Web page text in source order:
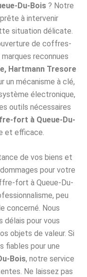
Du-Bois? Notre
à intervenir
situation délicate.
de coffres-
reconnues
Hartmann Tresore
un mécanisme à clé,
électronique,
outils nécessaires
fort à Queue-Du-
et efficace.
de vos biens et
pour votre
fort à Queue-Du-
peu
concerné. Nous
délais pour vous
objets de valeur. Si
fiables pour une
Bois, notre service
Ne laissez pas